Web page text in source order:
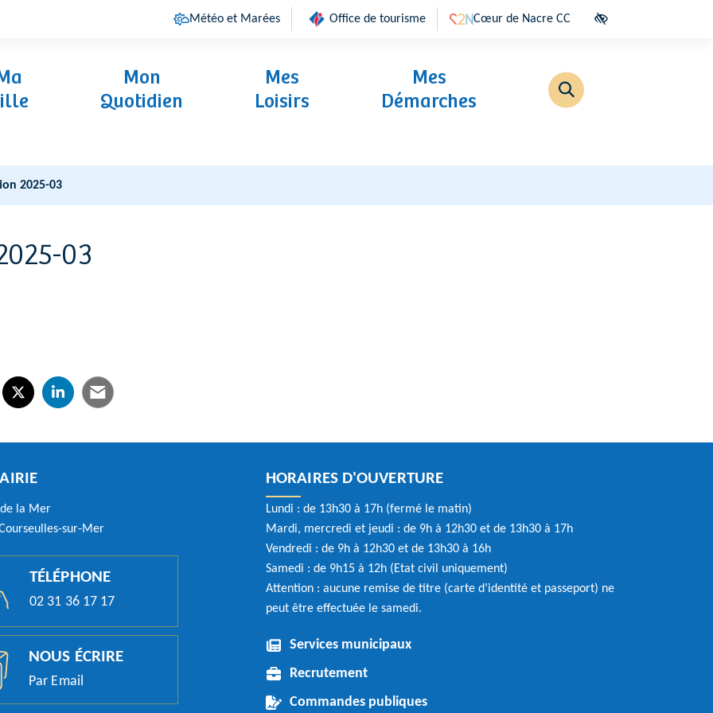
Météo et Marées Office de tourisme
(ouverture dans un nouvel onglet)
Cœur de Nacre CC
(ouverture dans un nouvel onglet)Accessibilité
Mon
Quotidien
Mes
Loisirs
Mes
Démarches
RECHERCHER
2025-03
03
sur Facebook
dans un nouvel onglet)
Partager sur X (Twitter)
(ouverture dans un nouvel onglet)
Partager sur LinkedIn
(ouverture dans un nouvel onglet)
Partager par e-mail
(ouverture dans un nouvel onglet)
onglet)
la Mer
sur-Mer
TÉLÉPHONE
02 31 36 17 17
NOUS ÉCRIRE
Par Email
HORAIRES D'OUVERTURE
Lundi : de 13h30 à 17h (fermé le matin)
Mardi, mercredi et jeudi : de 9h à 12h30 et de 13h30 à 17h
Vendredi : de 9h à 12h30 et de 13h30 à 16h
Samedi : de 9h15 à 12h (Etat civil uniquement)
Attention : aucune remise de titre (carte d’identité et passeport) ne
peut être effectuée le samedi.
Services municipaux
Recrutement
Commandes publiques